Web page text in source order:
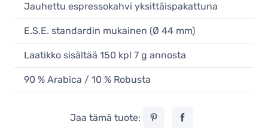
Jauhettu espressokahvi yksittäispakattuna
E.S.E. standardin mukainen (Ø 44 mm)
Laatikko sisältää 150 kpl 7 g annosta
90 % Arabica / 10 % Robusta
Jaa tämä tuote: